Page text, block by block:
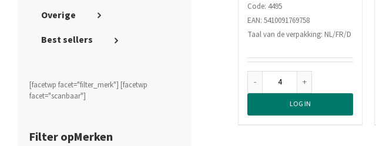
Code: 4495
EAN: 5410091769758
Taal van de verpakking: NL/FR/D
Color
Wascapsules
LOG IN
Overige
Best sellers
[facetwp facet="filter_merk"] [facetwp
facet="scanbaar"]
Merken